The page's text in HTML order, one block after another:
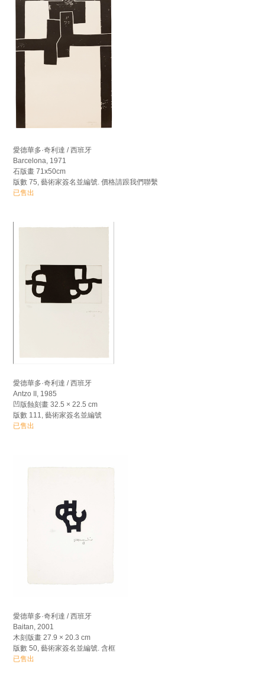
愛德華多·奇利達 / 西班牙
Barcelona, 1971
石版畫 71x50cm
版數 75, 藝術家簽名並編號. 價格請跟我們聯繫
已售出
愛德華多·奇利達 / 西班牙
Antzo II, 1985
凹版蝕刻畫 32.5 × 22.5 cm
版數 111, 藝術家簽名並編號
已售出
愛德華多·奇利達 / 西班牙
Baitan, 2001
木刻版畫 27.9 × 20.3 cm
版數 50, 藝術家簽名並編號. 含框
已售出